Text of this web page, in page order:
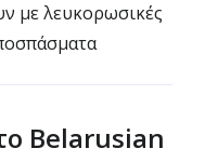
με λευκορωσικές
Belarusian